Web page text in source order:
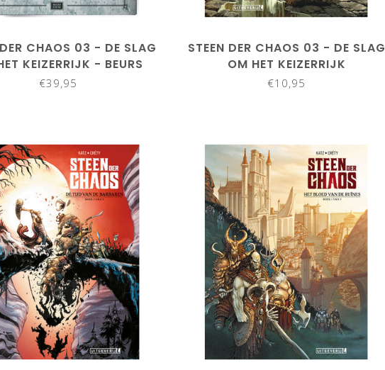
CHAOS 03 - DE SLAG
KEIZERRIJK - BEURS
EDITIE
€39,95
STEEN DER CHAOS 03 - DE SLAG
OM HET KEIZERRIJK
€10,95